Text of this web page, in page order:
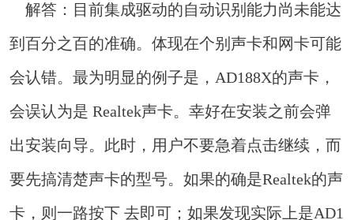
解答：目前集成驱动的自动识别能力尚未能达
到百分之百的准确。体现在个别声卡和网卡可能
会认错。最为明显的例子是，AD188X的声卡，
会误认为是 Realtek声卡。幸好在安装之前会弹
出安装向导。此时，用户不要急着点击继续，而
要先搞清楚声卡的型号。如果的确是Realtek的声
卡，则一路按下 去即可；如果发现实际上是AD1